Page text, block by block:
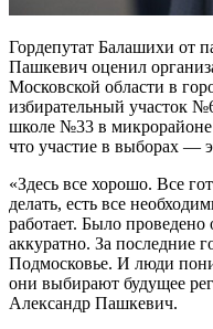
Гордепутат Балашихи от
Пашкевич оценил
Московской области в
избирательный участок
школе №33 в
что участие в выборах —
«Здесь все хорошо. Все
делать, есть все
работает. Было
аккуратно. За последние
Подмосковье. И люди
они выбирают будущее
Александр Пашкевич.